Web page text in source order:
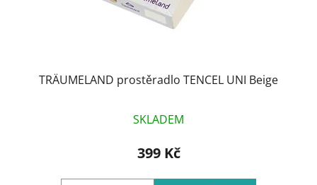
TRÄUMELAND prostěradlo TENCEL UNI Beige
SKLADEM
399 Kč